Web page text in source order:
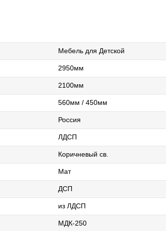
Мебель для Детской
2950мм
2100мм
560мм / 450мм
Россия
ЛДСП
Коричневый св.
Мат
ДСП
из ЛДСП
МДК-250